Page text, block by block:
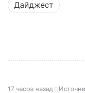
Дайджест
17 часов назад